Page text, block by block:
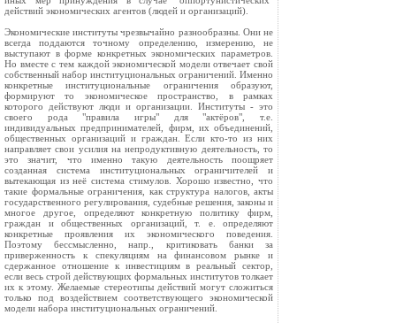
действий экономических агентов (людей и организаций).
Экономические институты чрезвычайно разнообразны. Они не
всегда поддаются точному определению, измерению, не
выступают в форме конкретных экономических параметров.
Но вместе с тем каждой экономической модели отвечает свой
собственный набор институциональных ограничений. Именно
конкретные институциональные ограничения образуют,
формируют то экономическое пространство, в рамках
которого действуют люди и организации. Институты - это
своего рода "правила игры" для "актёров", т.е.
индивидуальных предпринимателей, фирм, их объединений,
общественных организаций и граждан. Если кто-то из них
направляет свои усилия на непродуктивную деятельность, то
это значит, что именно такую деятельность поощряет
созданная система институциональных ограничителей и
вытекающая из неё система стимулов. Хорошо известно, что
такие формальные ограничения, как структура налогов, акты
государственного регулирования, судебные решения, законы и
многое другое, определяют конкретную политику фирм,
граждан и общественных организаций, т. е. определяют
конкретные проявления их экономического поведения.
Поэтому бессмысленно, напр., критиковать банки за
приверженность к спекуляциям на финансовом рынке и
сдержанное отношение к инвестициям в реальный сектор,
если весь строй действующих формальных институтов толкает
их к этому. Желаемые стереотипы действий могут сложиться
только под воздействием соответствующего экономической
модели набора институциональных ограничений.